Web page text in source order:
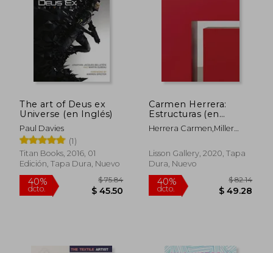
The art of Deus ex
Universe (en Inglés)
Paul Davies
(1)
Titan Books, 2016, 01
Edición, Tapa Dura, Nuevo
Carmen Herrera:
Estructuras (en
Inglés)
Herrera Carmen,Miller
Lisson Gallery, 2020, Tapa
Dura, Nuevo